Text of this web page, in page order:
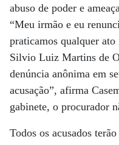
abuso de poder e
“Meu irmão e eu
praticamos qualquer
Silvio Luiz Martins de
denúncia anônima em
acusação”, afirma
gabinete, o procurador
Todos os acusados